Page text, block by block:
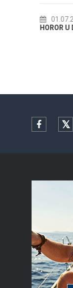
Facebook